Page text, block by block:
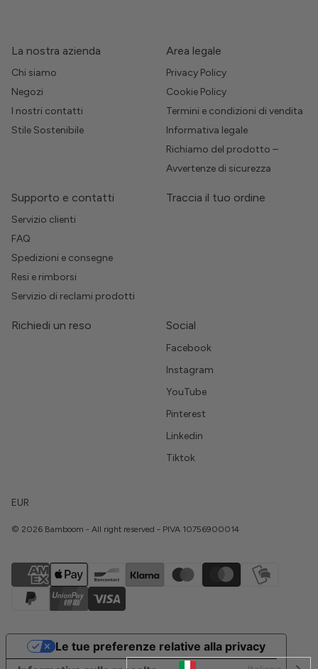
La nostra azienda
Chi siamo
Negozi
I nostri contatti
Stile Sostenibile
Area legale
Privacy Policy
Cookie Policy
Termini e condizioni di vendita
Informativa legale
Richiamo del prodotto –
Avvertenze di sicurezza
Supporto e contatti
Servizio clienti
FAQ
Spedizioni e consegne
Resi e rimborsi
Servizio di reclami prodotti
Traccia il tuo ordine
Richiedi un reso Social
Facebook
Instagram
YouTube
Pinterest
Linkedin
Tiktok
EUR
© 2026 Bamboom - All right reserved - PIVA 10756900014
Le tue preferenze relative alla privacy